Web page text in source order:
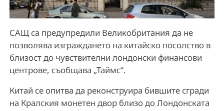
САЩ са предупредили Великобритания да не
позволява изграждането на китайско посолство в
близост до чувствителни лондонски финансови
центрове, съобщава „Таймс“.
Китай се опитва да реконструира бившите сгради
на Кралския монетен двор близо до Лондонската